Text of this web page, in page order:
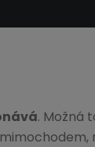
. Možná